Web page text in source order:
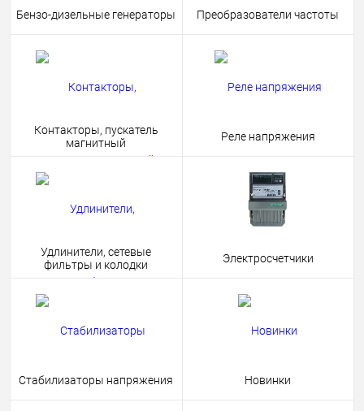
Бензо-дизельные генераторы Преобразователи частоты
Контакторы, пускатель
магнитный
Реле напряжения
Удлинители, сетевые
фильтры и колодки
Электросчетчики
Стабилизаторы напряжения Новинки